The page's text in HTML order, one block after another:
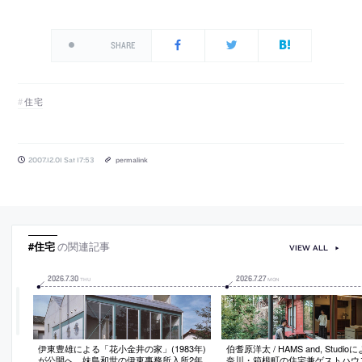
SHARE
住宅
2007.12.01 Sat 17:53 permalink
#住宅の関連記事
2026.7.30 THU
伊東豊雄による「花小金井の家」(1983年)
2026.7.27 MON
伯耆原洋太 / HAMS and, Studioに
VIEW ALL